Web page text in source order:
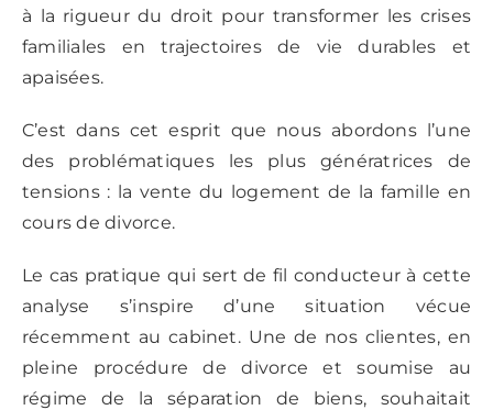
à la rigueur du droit pour transformer les crises
familiales en trajectoires de vie durables et
apaisées.
C’est dans cet esprit que nous abordons l’une
des problématiques les plus génératrices de
tensions : la vente du logement de la famille en
cours de divorce.
Le cas pratique qui sert de fil conducteur à cette
analyse s’inspire d’une situation vécue
récemment au cabinet. Une de nos clientes, en
pleine procédure de divorce et soumise au
régime de la séparation de biens, souhaitait